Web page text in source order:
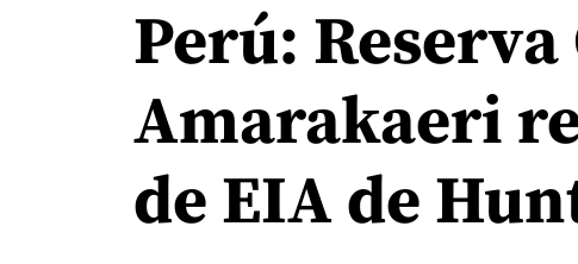
Perú:
Amarakaeri
de EIA de